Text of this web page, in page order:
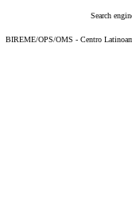
Search
BIREME/OPS/OMS - Centro